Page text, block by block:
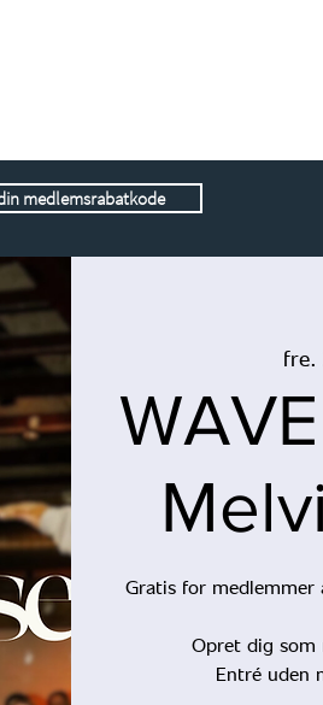
medlemsrabatkode
fre.
Gratis for medlemmer
Opret dig som
Entré uden